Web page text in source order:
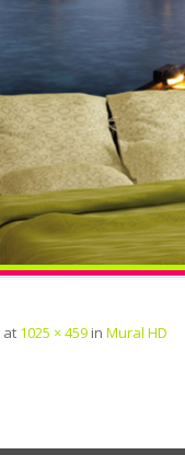
at 1025 × 459 in Mural HD